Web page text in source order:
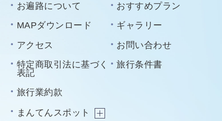
お遍路について
おすすめプラン
MAPダウンロード
ギャラリー
アクセス
お問い合わせ
特定商取引法に基づく
表記
旅行条件書
旅行業約款
まんてんスポット